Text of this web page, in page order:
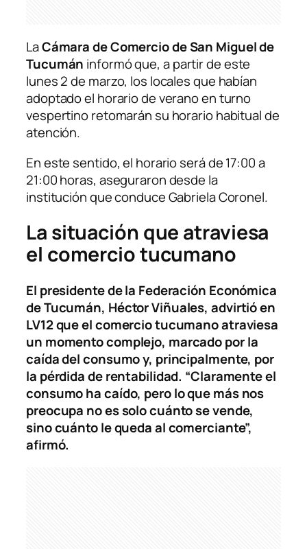
LaCámara de Comercio de San Miguel de
Tucumán informó que, a partir de este
lunes 2 de marzo, los locales que habían
adoptado el horario de verano en turno
vespertino retomarán su horario habitual de
atención.
En este sentido, el horario será de 17:00 a
21:00 horas, aseguraron desde la
institución que conduce Gabriela Coronel.
La situación que atraviesa
el comercio tucumano
El presidente de la Federación Económica
de Tucumán, Héctor Viñuales, advirtió en
LV12 que el comercio tucumano atraviesa
un momento complejo, marcado por la
caída del consumo y, principalmente, por
la pérdida de rentabilidad. “Claramente el
consumo ha caído, pero lo que más nos
preocupa no es solo cuánto se vende,
sino cuánto le queda al comerciante”,
afirmó.